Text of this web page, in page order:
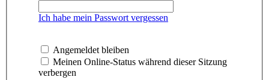
Ich habe mein Passwort vergessen
Angemeldet bleiben
Meinen Online-Status während dieser Sitzung
verbergen